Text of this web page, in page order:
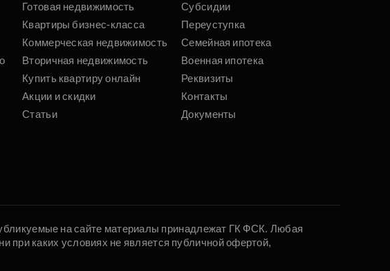
Готовая недвижимость
Квартиры бизнес-класса
Коммерческая недвижимость
Вторичная недвижимость
Купить квартиру онлайн
Акции и скидки
Статьи
Субсидии
Переуступка
Семейная ипотека
Военная ипотека
Реквизиты
Контакты
Документы
на сайте материалы принадлежат ГК ФСК. Любая
при каких условиях не является публичной офертой,